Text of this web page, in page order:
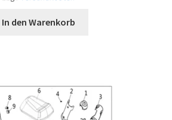
In den Warenkorb